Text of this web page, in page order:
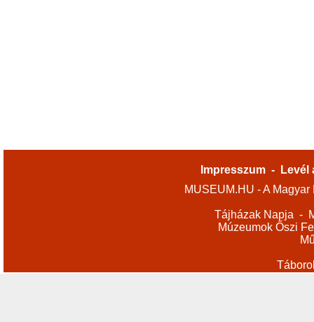
Impresszum -
Levél
MUSEUM.HU - A
Tájházak Napja -
Múzeumok Őszi